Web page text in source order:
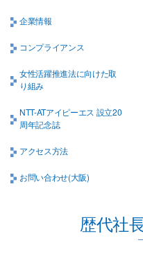
企業情報
コンプライアンス
女性活躍推進法に向けた取
り組み
NTT-ATアイピーエス 設立20
周年記念誌
アクセス方法
お問い合わせ(大阪)
歴代社